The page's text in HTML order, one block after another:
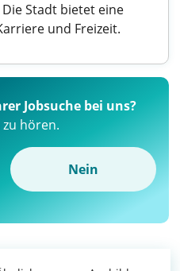
Stadt bietet eine
und Freizeit.
Jobsuche bei uns?
hören.
Nein